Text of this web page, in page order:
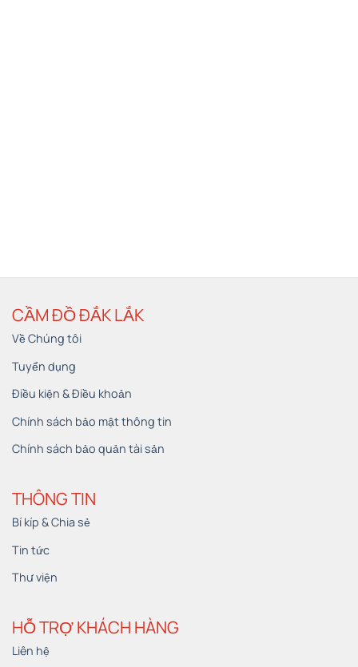
CẦM ĐỒ ĐẮK LẮK
Về Chúng tôi
Tuyển dụng
Điều kiện & Điều khoản
Chính sách bảo mật thông tin
Chính sách bảo quản tài sản
THÔNG TIN
Bí kíp & Chia sẻ
Tin tức
Thư viện
HỖ TRỢ KHÁCH HÀNG
Liên hệ